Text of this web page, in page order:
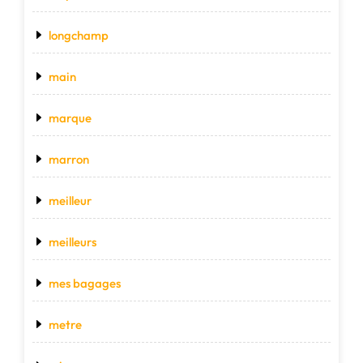
longchamp
main
marque
marron
meilleur
meilleurs
mes bagages
metre